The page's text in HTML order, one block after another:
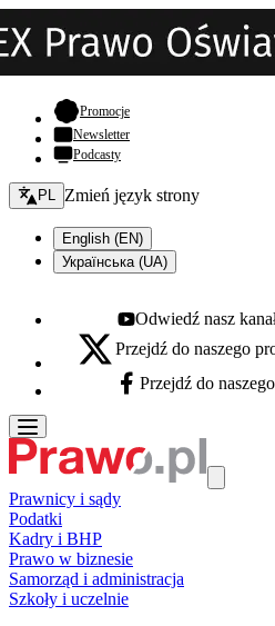
Promocje- otwiera się w nowej karcie
Newsletter
Podcasty
Zmień język - bieżący:
PL Zmień język strony
English (EN)
Українська (UA)
Youtube - otwiera się w
Odwiedź nasz
X - otwiera się w nowej karcie
Przejdź do naszego
Facebook - otwiera się w
Przejdź do
Prawnicy i sądy
Podatki
Kadry i BHP
Prawo w biznesie
Samorząd i administracja
Szkoły i uczelnie